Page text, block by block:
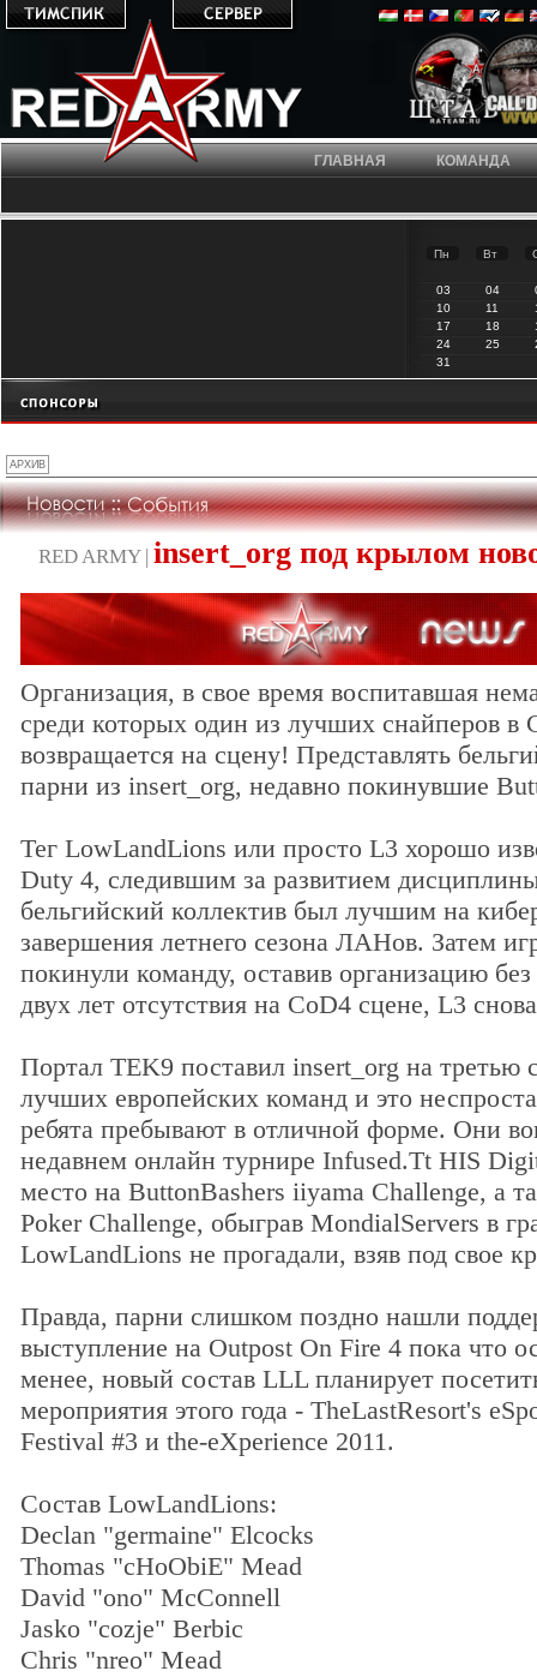
ГЛАВНАЯ КОМАНДА
Пн Вт
03 04
10
11
17
18
24
25
31
RED ARMY | insert_org под крылом
Организация, в свое время воспитавшая
среди которых один из лучших снайперов в
возвращается на сцену! Представлять
парни из insert_org, недавно покинувшие
Тег LowLandLions или просто L3 хорошо
Duty 4, следившим за развитием
бельгийский коллектив был лучшим на
завершения летнего сезона ЛАНов. Затем
покинули команду, оставив организацию
двух лет отсутствия на CoD4 сцене, L3
Портал TEK9 поставил insert_org на третью
лучших европейских команд и это
ребята пребывают в отличной форме. Они
недавнем онлайн турнире Infused.Tt HIS
место на ButtonBashers iiyama Challenge, а
Poker Challenge, обыграв MondialServers в
LowLandLions не прогадали, взяв под свое
Правда, парни слишком поздно нашли
выступление на Outpost On Fire 4 пока что
менее, новый состав LLL планирует
мероприятия этого года - TheLastResort's
Festival #3 и the-eXperience 2011.
Состав LowLandLions:
Declan "germaine" Elcocks
Thomas "cHoObiE" Mead
David "ono" McConnell
Jasko "cozje" Berbic
Chris "nreo" Mead